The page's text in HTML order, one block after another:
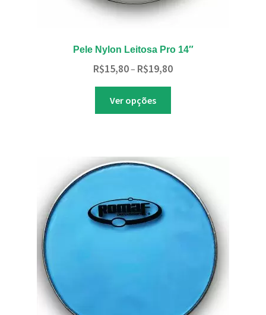
Pele Nylon Leitosa Pro 14″
R$15,80– R$19,80Faixa
Ver opções
As
opções
podem
escolhidas